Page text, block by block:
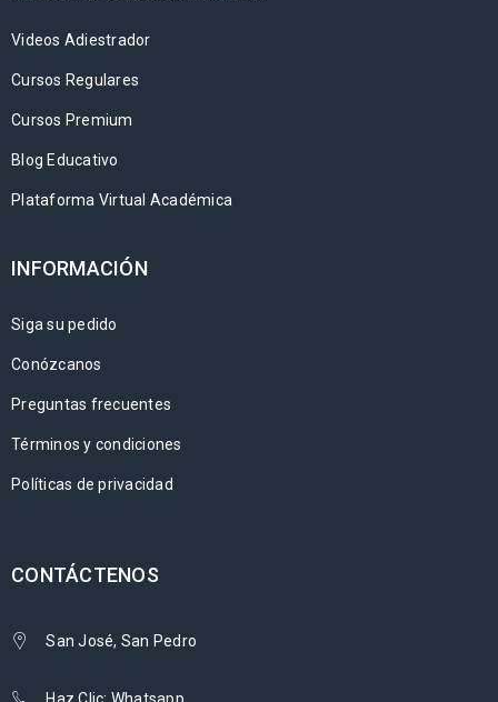
Videos Adiestrador
Cursos Regulares
Cursos Premium
Blog Educativo
Plataforma Virtual Académica
INFORMACIÓN
Siga su pedido
Conózcanos
Preguntas frecuentes
Términos y condiciones
Políticas de privacidad
CONTÁCTENOS
San José, San Pedro
Haz Clic: Whatsapp